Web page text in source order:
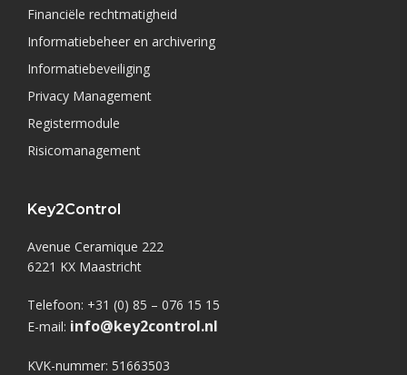
Financiële rechtmatigheid
Informatiebeheer en archivering
Informatiebeveiliging
Privacy Management
Registermodule
Risicomanagement
Key2Control
Avenue Ceramique 222
6221 KX Maastricht
Telefoon: +31 (0) 85 – 076 15 15
E-mail: info@key2control.nl
KVK-nummer: 51663503